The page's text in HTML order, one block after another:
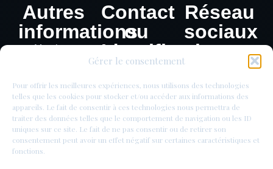
Gérer le consentement
Pour offrir les meilleures expériences, nous utilisons des technologies
telles que les cookies pour stocker et/ou accéder aux informations des
appareils. Le fait de consentir à ces technologies nous permettra de
traiter des données telles que le comportement de navigation ou les ID
uniques sur ce site. Le fait de ne pas consentir ou de retirer son
consentement peut avoir un effet négatif sur certaines caractéristiques et
fonctions.
Autres
informations
Mentions
confidentialité
Contact
ou
Identification
de
monnaie
Réseau
sociaux